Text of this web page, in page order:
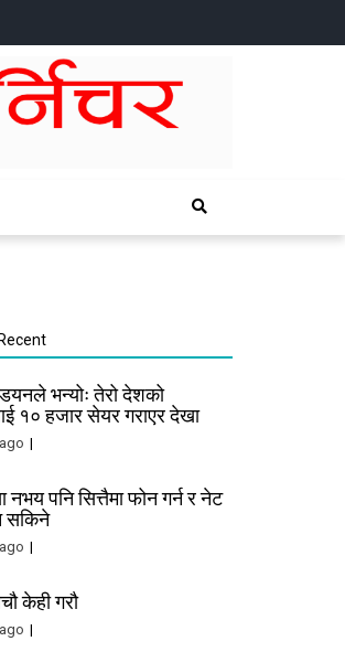
Recent
भन्योः तेरो देशको
१० हजार सेयर गराएर देखा
पनि सित्तैमा फोन गर्न र नेट
सकिने
केही गरौ